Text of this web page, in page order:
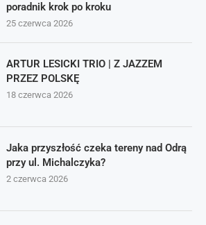
poradnik krok po kroku
25 czerwca 2026
ARTUR LESICKI TRIO | Z JAZZEM
PRZEZ POLSKĘ
18 czerwca 2026
Jaka przyszłość czeka tereny nad Odrą
przy ul. Michalczyka?
2 czerwca 2026